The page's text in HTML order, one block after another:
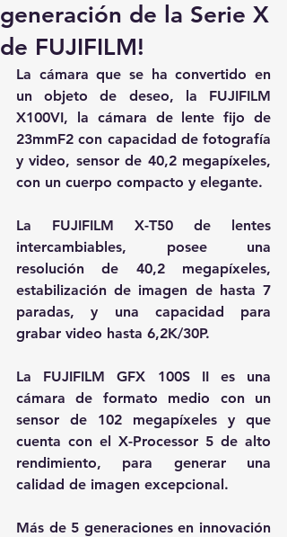
generación de la Serie X
de FUJIFILM!
La cámara que se ha convertido en
un objeto de deseo, la FUJIFILM
X100VI, la cámara de lente fijo de
23mmF2 con capacidad de fotografía
y video, sensor de 40,2 megapíxeles,
con un cuerpo compacto y elegante.
La FUJIFILM X-T50 de lentes
intercambiables, posee una
resolución de 40,2 megapíxeles,
estabilización de imagen de hasta 7
paradas, y una capacidad para
grabar video hasta 6,2K/30P.
La FUJIFILM GFX 100S II es una
cámara de formato medio con un
sensor de 102 megapíxeles y que
cuenta con el X-Processor 5 de alto
rendimiento, para generar una
calidad de imagen excepcional.
Más de 5 generaciones en innovación